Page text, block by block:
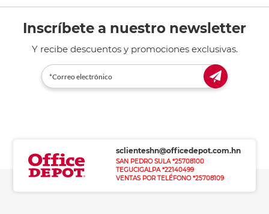
Inscríbete a nuestro newsletter
Y recibe descuentos y promociones exclusivas.
sclienteshn@officedepot.com.hn
SAN PEDRO SULA *25708100
TEGUCIGALPA *22140499
VENTAS POR TELÉFONO *25708109